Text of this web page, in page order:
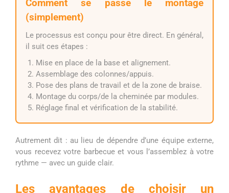
Comment se passe le montage
(simplement)
Le processus est conçu pour être direct. En général,
il suit ces étapes :
Mise en place de la base et alignement.
Assemblage des colonnes/appuis.
Pose des plans de travail et de la zone de braise.
Montage du corps/de la cheminée par modules.
Réglage final et vérification de la stabilité.
Autrement dit : au lieu de dépendre d’une équipe externe,
vous recevez votre barbecue et vous l’assemblez à votre
rythme — avec un guide clair.
Les avantages de choisir un